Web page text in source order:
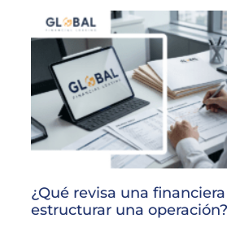
¿Qué revisa una
estructurar una operación?